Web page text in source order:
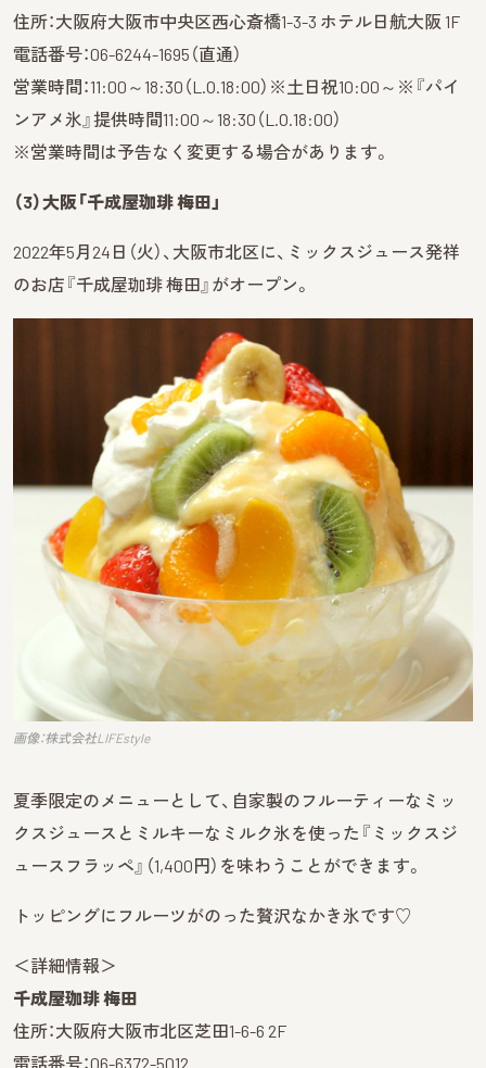
住所：大阪府大阪市中央区西心斎橋1-3-3 ホテル日航大阪 1F
電話番号：06-6244-1695（直通）
営業時間：11:00～18:30（L.O.18:00）※土日祝10:00～※『パイ
ンアメ氷』提供時間11:00～18:30（L.O.18:00）
※営業時間は予告なく変更する場合があります。
（3）大阪「千成屋珈琲 梅田」
2022年5月24日（火）、大阪市北区に、ミックスジュース発祥
のお店『千成屋珈琲 梅田』がオープン。
画像：株式会社LIFEstyle
夏季限定のメニューとして、自家製のフルーティーなミッ
クスジュースとミルキーなミルク氷を使った『ミックスジ
ュースフラッペ』（1,400円）を味わうことができます。
トッピングにフルーツがのった贅沢なかき氷です♡
＜詳細情報＞
千成屋珈琲 梅田
住所：大阪府大阪市北区芝田1-6-6 2F
電話番号：06-6372-5012